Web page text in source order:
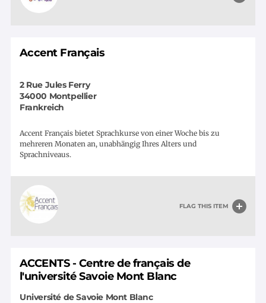
FLAG THIS ITEM
Accent Français
2 Rue Jules Ferry
34000 Montpellier
Frankreich
Accent Français bietet Sprachkurse von einer Woche bis zu
mehreren Monaten an, unabhängig Ihres Alters und
Sprachniveaus.
ACCENTS - Centre de français de
l'université Savoie Mont Blanc
Université de Savoie Mont Blanc